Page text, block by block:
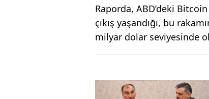
Raporda, ABD’deki
çıkış yaşandığı, bu
milyar dolar seviyesinde